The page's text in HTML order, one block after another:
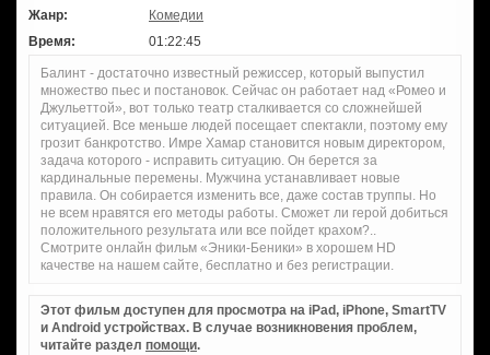
Жанр:
Комедии
Время:
01:22:45
Балинт - достаточно известный режиссер, который выпустил
множество пьес и постановок. Сейчас он работает над «Ромео и
Джульеттой», вот только театр сталкивается со сложнейшей
ситуацией. Все меньше людей посещает спектакли, поэтому ему
грозит банкротство. Имре Хамар становится новым директором,
задача которого - исправить ситуацию. Он берется за
кардинальные перемены. Мужчина устанавливает новые
правила. Он собирается изменить все, даже состав труппы. Но
не всем нравятся его методы работы. Сможет ли герой добиться
положительного результата или все пойдет крахом?..
Смотрите онлайн фильм «Эники-Беники» в хорошем HD
качестве на нашем сайте, бесплатно и без регистрации.
Этот фильм доступен для просмотра на iPad, iPhone, SmartTV
и Android устройствах. В случае возникновения проблем,
читайте раздел помощи.